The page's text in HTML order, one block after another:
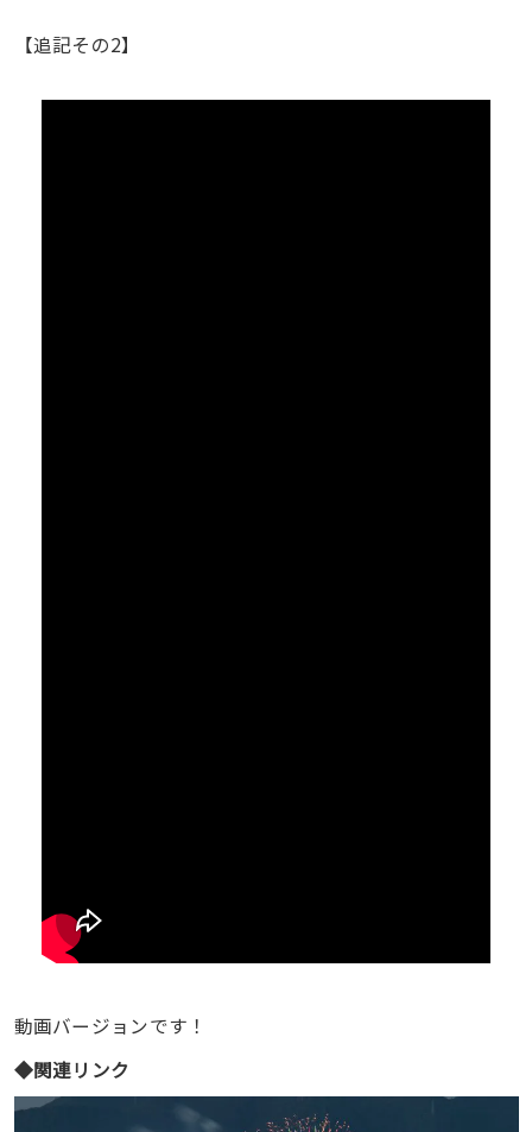
【追記その2】
動画バージョンです！
◆関連リンク